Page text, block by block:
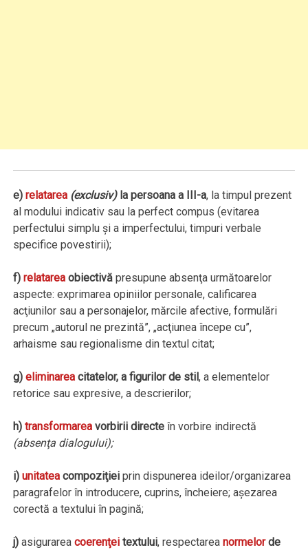
e) relatarea (exclusiv)la persoana a III-a, la timpul prezent
al modului indicativ sau la perfect compus (evitarea
perfectului simplu şi a imperfectului, timpuri verbale
specifice povestirii);
f) relatarea obiectivă presupune absenţa următoarelor
aspecte: exprimarea opiniilor personale, calificarea
acţiunilor sau a personajelor, mărcile afective, formulări
precum „autorul ne prezintă”, „acţiunea începe cu”,
arhaisme sau regionalisme din textul citat;
g) eliminarea citatelor, a figurilor de stil, a elementelor
retorice sau expresive, a descrierilor;
h) transformarea vorbirii directe în vorbire indirectă
(absenţa dialogului);
i) unitatea compoziţiei prin dispunerea ideilor/organizarea
paragrafelor în introducere, cuprins, încheiere; aşezarea
corectă a textului în pagină;
j) asigurareacoerenţei textului, respectareanormelorde